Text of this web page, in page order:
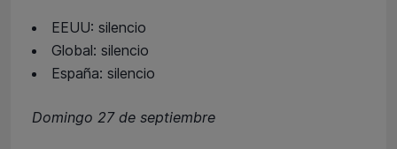
EEUU: silencio
Global: silencio
España: silencio
Domingo 27 de septiembre